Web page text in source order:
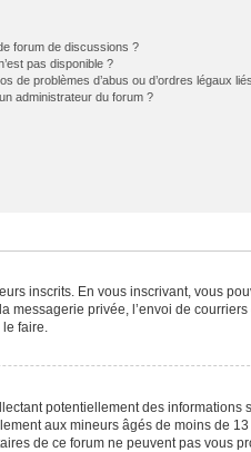
forum de discussions ?
pas disponible ?
de problèmes d’abus ou d’ordres légaux
administrateur du forum ?
inscrits. En vous inscrivant, vous
messagerie privée, l’envoi de
le faire.
potentiellement des informations
aux mineurs âgés de moins de
de ce forum ne peuvent pas vous